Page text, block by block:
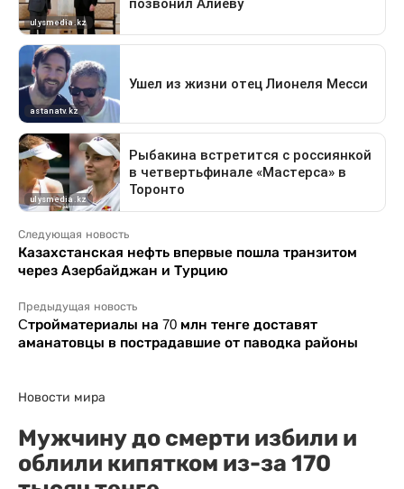
Следующая новость
Казахстанская нефть впервые пошла транзитом
через Азербайджан и Турцию
Предыдущая новость
Cтройматериалы на 70 млн тенге доставят
аманатовцы в пострадавшие от паводка районы
Новости мира
Мужчину до смерти избили и
облили кипятком из-за 170